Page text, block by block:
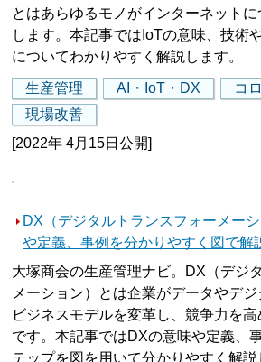
とはあらゆるモノがインターネット
します。本記事ではIoTの意味、技術
についてわかりやすく解説します。
生産管理 AI・IoT・DX
コ
現場改善
[2022年 4月15日公開]
DX（デジタルトランスフォーメー
や定義、事例を分かりやすく図で解
大塚商会の生産管理ナビ。DX（デジ
メーション）とは企業がデータやデ
ビジネスモデルを変革し、競争力を
です。本記事ではDXの意味や定義、
テップを図を用いて分かりやすく解説